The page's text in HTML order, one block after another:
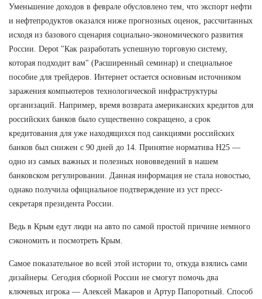
Уменьшение доходов в феврале обусловлено тем, что экспорт нефти
и нефтепродуктов оказался ниже прогнозных оценок, рассчитанных
исходя из базового сценария социально-экономического развития
России. Depot "Как разработать успешную торговую систему,
которая подходит вам" (Расширенный семинар) и специальное
пособие для трейдеров. Интернет остается основным источником
заражения компьютеров технологической инфраструктуры
организаций. Например, время возврата американских кредитов для
российских банков было существенно сокращено, а срок
кредитования для уже находящихся под санкциями российских
банков был снижен с 90 дней до 14. Принятие норматива Н25 —
одно из самых важных и полезных нововведений в нашем
банковском регулировании. Данная информация не стала новостью,
однако получила официальное подтверждение из уст пресс-
секретаря президента России.
Ведь в Крым едут люди на авто по самой простой причине немного
сэкономить и посмотреть Крым.
Самое показательное во всей этой истории то, откуда взялись сами
дизайнеры. Сегодня сборной России не смогут помочь два
ключевых игрока — Алексей Макаров и Артур Папоротный. Способ